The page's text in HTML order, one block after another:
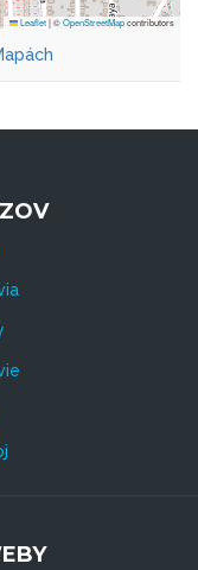
Leaflet|©OpenStreetMapcontributors